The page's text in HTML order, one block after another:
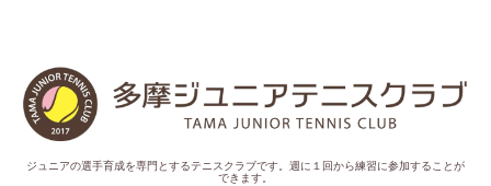
ジュニアの選手育成を専門とするテニスクラブです。週に１回から練習に参加することが
できます。